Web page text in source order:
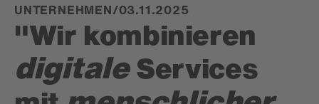
UNTERNEHMEN/03.11.2025
"Wir kombinieren
digitaleServices